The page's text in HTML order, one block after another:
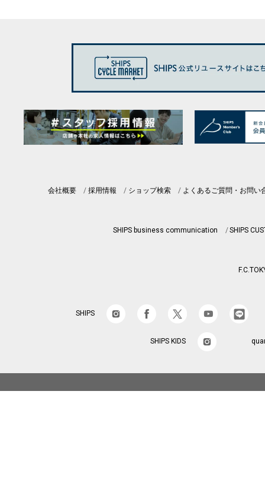
会社概要 採用情報 ショップ検索 よくあるご質問・お問い
SHIPS business communication SHIPS
SHIPS
SHIPS KIDS